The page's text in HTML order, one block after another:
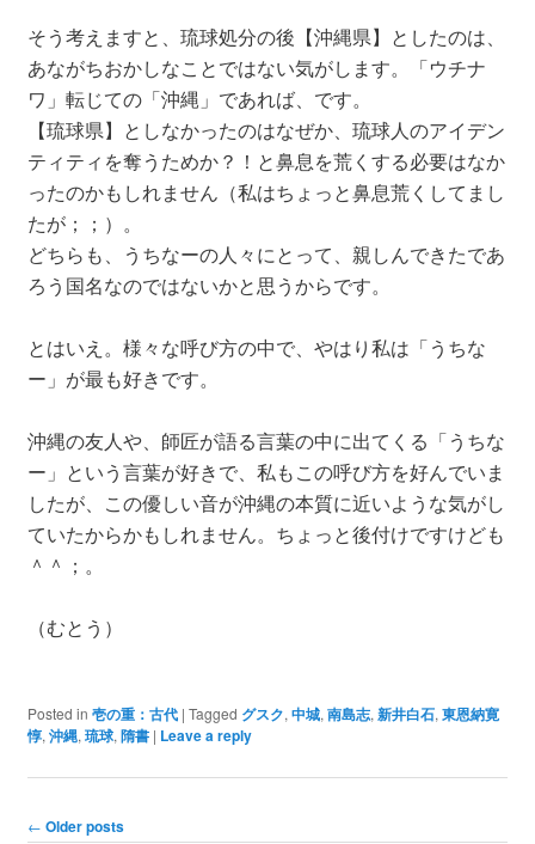
そう考えますと、琉球処分の後【沖縄県】としたのは、
あながちおかしなことではない気がします。「ウチナ
ワ」転じての「沖縄」であれば、です。
【琉球県】としなかったのはなぜか、琉球人のアイデン
ティティを奪うためか？！と鼻息を荒くする必要はなか
ったのかもしれません（私はちょっと鼻息荒くしてまし
たが；；）。
どちらも、うちなーの人々にとって、親しんできたであ
ろう国名なのではないかと思うからです。
とはいえ。様々な呼び方の中で、やはり私は「うちな
ー」が最も好きです。
沖縄の友人や、師匠が語る言葉の中に出てくる「うちな
ー」という言葉が好きで、私もこの呼び方を好んでいま
したが、この優しい音が沖縄の本質に近いような気がし
ていたからかもしれません。ちょっと後付けですけども
＾＾；。
（むとう）
Posted in 壱の重：古代 | Tagged グスク, 中城, 南島志, 新井白石, 東恩納寛
惇, 沖縄, 琉球, 隋書 | Leave a reply
Post navigation
← Older posts